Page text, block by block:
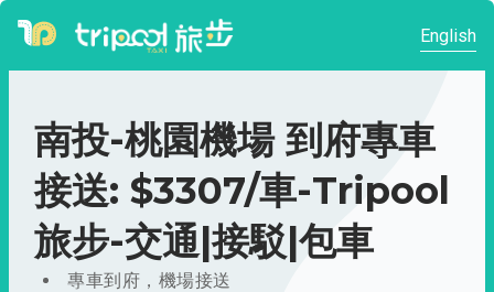
English
南投-桃園機場 到府專車
接送: $3307/車-Tripool
旅步-交通|接駁|包車
專車到府，機場接送